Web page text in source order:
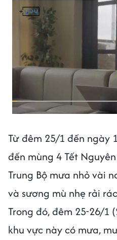
Từ đêm 25/1 đến ngày
đến mùng 4 Tết
Trung Bộ mưa nhỏ vài
và sương mù nhẹ rải
Trong đó, đêm 25-26/1
khu vực này có mưa,